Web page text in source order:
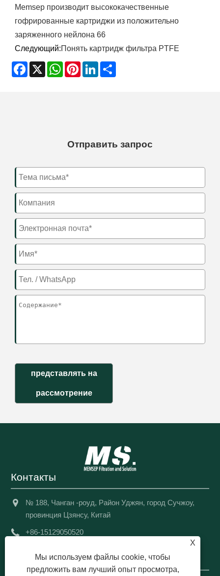
Memsep производит высококачественные
гофрированные картриджи из положительно
заряженного нейлона 66
Следующий:Понять картридж фильтра PTFE
Facebook
X WhatsApp
PinterestLinkedIn
Отправить запрос
представлять на
рассмотрение
Контакты
№ 188, Чанган -роуд, Район Уджян, город Сучжоу,
провинция Цзянсу, Китай
+86-15129050520
X
Мы используем файлы cookie, чтобы
предложить вам лучший опыт просмотра,